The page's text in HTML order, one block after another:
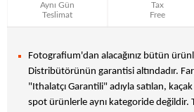
Aynı Gün
Teslimat
Tax
Free
Fotografium'dan alacağınız bütün
Distribütörünün garantisi altındadır.
"Ithalatçı Garantili" adıyla satılan,
spot ürünlerle aynı kategoride değildir.